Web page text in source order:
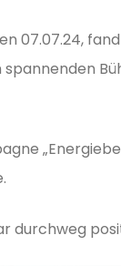
07.07.24,
durchweg